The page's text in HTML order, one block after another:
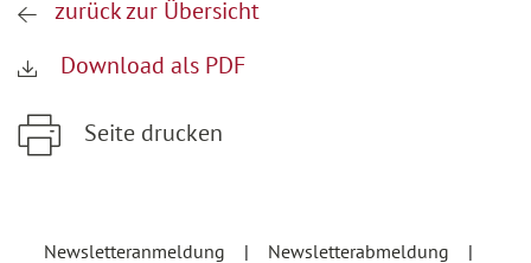
zurück zur Übersicht
Download als PDF
Seite drucken
Newsletteranmeldung
Newsletterabmeldung